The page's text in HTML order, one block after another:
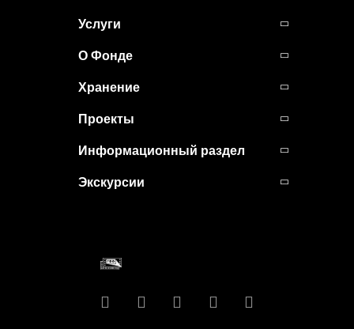
Услуги
О Фонде
Хранение
Проекты
Информационный раздел
Экскурсии